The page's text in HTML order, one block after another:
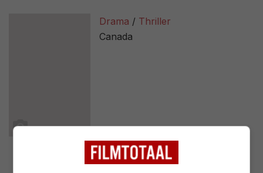
3,0/ 2
Drama
Thriller
Canada